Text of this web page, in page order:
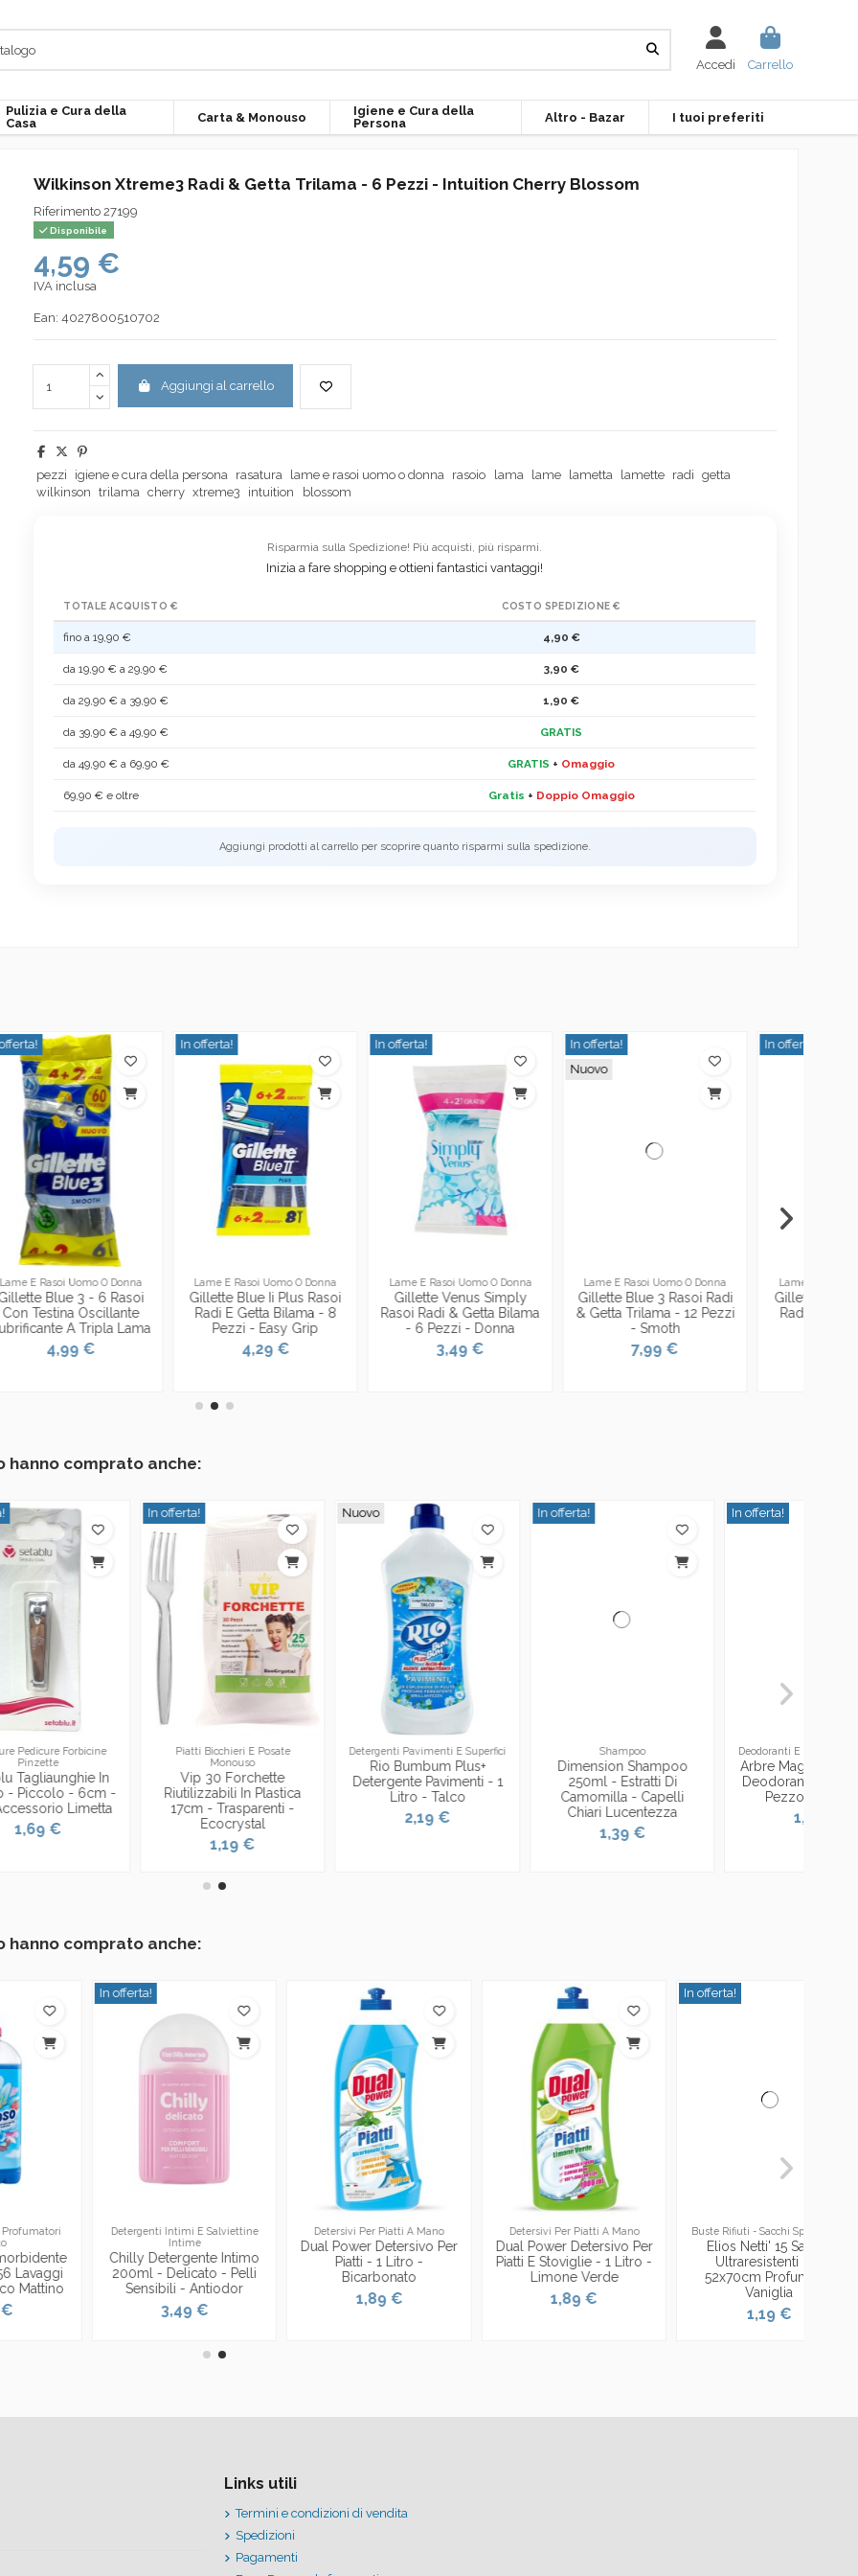
Accedi Carrello
Pulizia e Cura della
Casa
Carta & Monouso
Igiene e Cura della
Persona
Altro - Bazar I tuoi preferiti
Wilkinson Xtreme3 Radi & Getta Trilama - 6 Pezzi - Intuition Cherry Blossom
Riferimento 27199
Disponibile
4,59 €
IVA inclusa
Ean: 4027800510702
Aggiungi al carrello
pezzi igiene e cura della persona rasatura lame e rasoi uomo o donna rasoio lama lame lametta lamette radi
getta
wilkinson trilama cherry xtreme3 intuition blossom
Risparmia sulla Spedizione! Più acquisti, più risparmi.
Inizia a fare shopping e ottieni fantastici vantaggi!
TOTALE ACQUISTO € COSTO SPEDIZIONE €
fino a 19,90 € 4,90 €
da 19,90 € a 29,90 € 3,90 €
da 29,90 € a 39,90 € 1,90 €
da 39,90 € a 49,90 € GRATIS
da 49,90 € a 69,90 € GRATIS + Omaggio
69,90 € e oltre Gratis + Doppio Omaggio
Aggiungi prodotti al carrello per scoprire quanto risparmi sulla spedizione.
In offerta!
Lame E Rasoi Uomo O Donna
Gillette Blue Ii Plus Rasoi
Radi E Getta Bilama - 8
Pezzi - Easy Grip
4,29 €
In offerta!
Lame E Rasoi Uomo O Donna
Gillette Venus Simply
Rasoi Radi & Getta Bilama
- 6 Pezzi - Donna
3,49 €
In offerta!
Nuovo
Lame E Rasoi Uomo O Donna
Gillette Blue 3 Rasoi Radi
& Getta Trilama - 12 Pezzi
- Smoth
In offerta!
Lame E Rasoi Uomo O Donna
Gillette Blue Ii Plus Rasoi
Radi E Getta Bilama - 4
Pezzi - Art.684
comprato anche:
In offerta!
Piatti Bicchieri E Posate
Vip 30 Forchette
Riutilizzabili In Plastica
17cm - Trasparenti -
Detergenti Pavimenti E Superfici
Rio Bumbum Plus+
Detergente Pavimenti - 1
Litro - Talco
In offerta!
Shampoo
Dimension Shampoo
250ml - Estratti Di
Camomilla - Capelli
Deodoranti E Pulizia Automobile
Arbre Magique Alberello
Deodorante Per Auto - 1
Pezzo - Lavanda
comprato anche:
Detergenti Intimi E Salviettine
Chilly Detergente Intimo
200ml - Delicato - Pelli
Sensibili - Antiodor
Detersivi Per Piatti A Mano
Dual Power Detersivo Per
Piatti - 1 Litro -
Bicarbonato
Detersivi Per Piatti A Mano
Dual Power Detersivo Per
Piatti E Stoviglie - 1 Litro -
Limone Verde
Buste Rifiuti - Sacchi Spazzatura
Elios Netti' 15 Sacchi
Ultraresistenti 28l
52x70cm Profumati -
Links utili
Termini e condizioni di vendita
Spedizioni
Pagamenti